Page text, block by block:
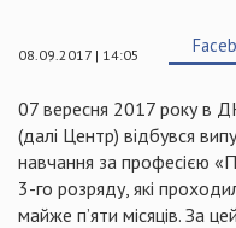
08.09.2017 | 14:05
07 вересня 2017 року в
(далі Центр) відбувся
навчання за професією
3-го розряду, які
майже п’яти місяців. За